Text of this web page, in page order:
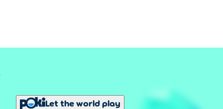
Let the world play